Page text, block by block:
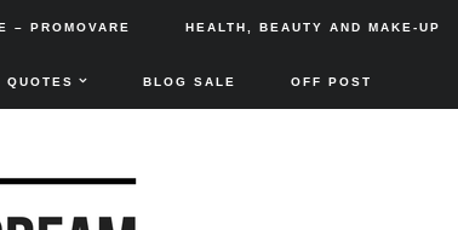
– PROMOVARE HEALTH, BEAUTY AND MAKE-UP
QUOTES BLOG SALE OFF POST